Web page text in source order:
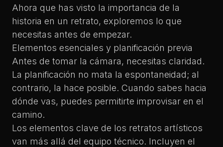
Ahora que has visto la importancia de la
historia en un retrato, exploremos lo que
necesitas antes de empezar.
Elementos esenciales y planificación previa
Antes de tomar la cámara, necesitas claridad.
La planificación no mata la espontaneidad; al
contrario, la hace posible. Cuando sabes hacia
dónde vas, puedes permitirte improvisar en el
camino.
Los elementos clave de los retratos artísticos
van más allá del equipo técnico. Incluyen el